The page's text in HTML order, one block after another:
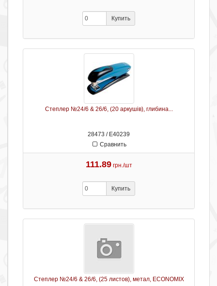
Купить
Степлер №24/6 & 26/6, (20 аркушів), глибина...
28473 / Е40239
Сравнить
111.89 грн./шт
Купить
Степлер №24/6 & 26/6, (25 листов), метал, ECONOMIX